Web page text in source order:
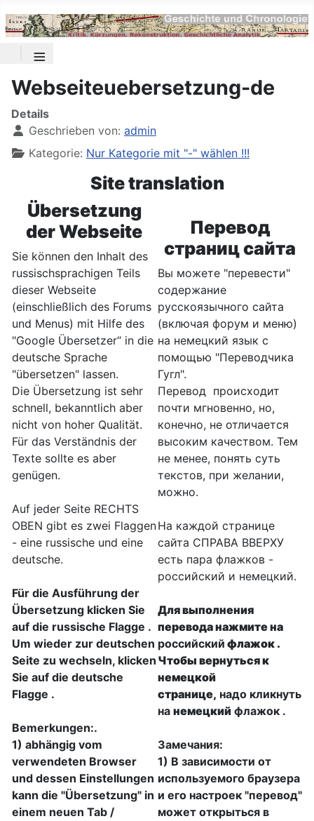
≡
Webseiteuebersetzung-de
Details
Geschrieben von: admin
Kategorie: Nur Kategorie mit "-" wählen !!!
Site translation
Übersetzung
der Webseite
Sie können den Inhalt des
russischsprachigen Teils
dieser Webseite
(einschließlich des Forums
und Menus) mit Hilfe des
"Google Übersetzer“ in die
deutsche Sprache
"übersetzen" lassen.
Die Übersetzung ist sehr
schnell, bekanntlich aber
nicht von hoher Qualität.
Für das Verständnis der
Texte sollte es aber
genügen.
Auf jeder Seite RECHTS
OBEN gibt es zwei Flaggen
- eine russische und eine
deutsche.
Für die Ausführung der
Übersetzung klicken Sie
auf die russische Flagge .
Um wieder zur deutschen
Seite zu wechseln, klicken
Sie auf die deutsche
Flagge .
Bemerkungen:.
1) abhängig vom
verwendeten Browser
und dessen Einstellungen
kann die "Übersetzung" in
einem neuen Tab /
Перевод
страниц сайта
Вы можете "перевести"
содержание
русскоязычного сайта
(включая форум и меню)
на немецкий язык с
помощью "Переводчика
Гугл".
Перевод происходит
почти мгновенно, но,
конечно, не отличается
высоким качеством. Тем
не менее, понять суть
текстов, при желании,
можно.
На каждой странице
сайта СПРАВА ВВЕРХУ
есть пара флажков -
российский и немецкий.
Для выполнения
перевода нажмите на
российский флажок .
Чтобы вернуться к
немецкой
странице, надо кликнуть
на немецкий флажок .
Замечания:
1) В зависимости от
используемого браузера
и его настроек "перевод"
может открыться в